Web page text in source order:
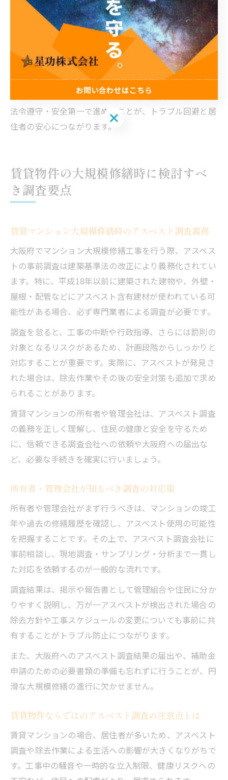
管理体制が不十分と見なされ、追加調査や是正指導が求
められることもあります。特にアスベストが発見された
場合は、速やかに除去計画を立て、補助金や助成金の申
請も忘れずに行う必要があります。
注意点として、調査や除去を安易に自己判断で進めるこ
とは避けましょう。専門資格を持つ調査会社に依頼し、
法令遵守・安全第一で進めることが、トラブル回避と居
住者の安心につながります。
賃貸物件の大規模修繕時に検討すべ
き調査要点
賃貸マンション大規模修繕時のアスベスト調査義務
大阪府でマンション大規模修繕工事を行う際、アスベス
トの事前調査は建築基準法の改正により義務化されてい
ます。特に、平成18年以前に建築された建物や、外壁・
屋根・配管などにアスベスト含有建材が使われている可
能性がある場合、必ず専門業者による調査が必要です。
調査を怠ると、工事の中断や行政指導、さらには罰則の
対象となるリスクがあるため、計画段階からしっかりと
対応することが重要です。実際に、アスベストが発見さ
れた場合は、除去作業やその後の安全対策も追加で求め
られることがあります。
賃貸マンションの所有者や管理会社は、アスベスト調査
の義務を正しく理解し、住民の健康と安全を守るため
に、信頼できる調査会社への依頼や大阪府への届出な
ど、必要な手続きを確実に行いましょう。
所有者・管理会社が知るべき調査の対応策
所有者や管理会社がまず行うべきは、マンションの竣工
年や過去の修繕履歴を確認し、アスベスト使用の可能性
を把握することです。その上で、アスベスト調査会社に
事前相談し、現地調査・サンプリング・分析まで一貫し
た対応を依頼するのが一般的な流れです。
調査結果は、掲示や報告書として管理組合や住民に分か
りやすく説明し、万が一アスベストが検出された場合の
除去方針や工事スケジュールの変更についても事前に共
有することがトラブル防止につながります。
また、大阪府へのアスベスト調査結果の届出や、補助金
申請のための必要書類の準備も忘れずに行うことが、円
滑な大規模修繕の進行に欠かせません。
賃貸物件ならではのアスベスト調査の注意点とは
賃貸マンションの場合、居住者が多いため、アスベスト
調査や除去作業による生活への影響が大きくなりがちで
す。工事中の騒音や一時的な立入制限、健康リスクへの
お問い合わせはこちら
お問い合わせはこちら